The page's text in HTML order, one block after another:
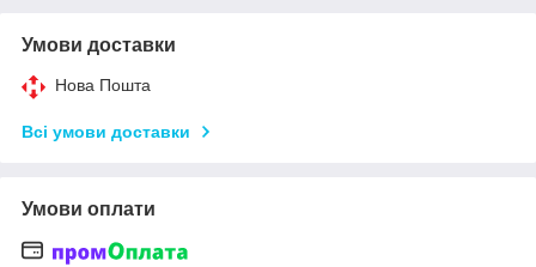
Умови доставки
Нова Пошта
Всі умови доставки
Умови оплати